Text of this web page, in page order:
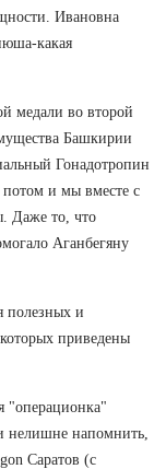
Ивановна
какая
медали во второй
Башкирии
Гонадотропин
и мы вместе с
Даже то, что
Аганбегяну
полезных и
приведены
"операционка"
нелишне напомнить,
Саратов (с